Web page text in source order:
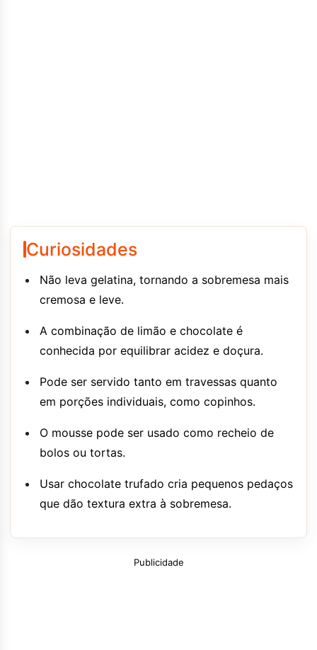
Curiosidades
Não leva gelatina, tornando a sobremesa mais
cremosa e leve.
A combinação de limão e chocolate é
conhecida por equilibrar acidez e doçura.
Pode ser servido tanto em travessas quanto
em porções individuais, como copinhos.
O mousse pode ser usado como recheio de
bolos ou tortas.
Usar chocolate trufado cria pequenos pedaços
que dão textura extra à sobremesa.
Publicidade